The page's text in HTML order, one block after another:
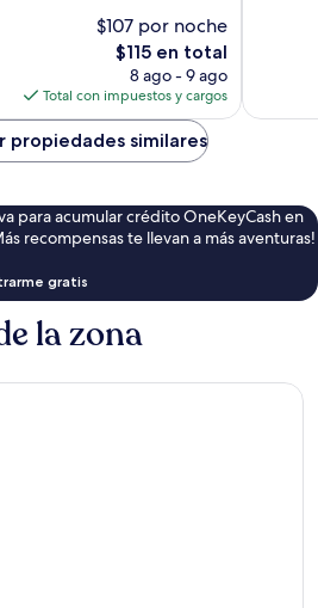
$107 por noche
El
precio
actual
es
de
$115
$115 en total
8 ago - 9 ago
Total con impuestos y cargos
propiedades similares
para acumular crédito OneKeyCash en
recompensas te llevan a más aventuras!
gratis
la zona